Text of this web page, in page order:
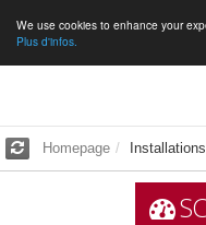
We use cookies to enhance your
Plus d'infos.
Homepage